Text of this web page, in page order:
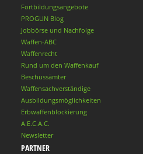
Fortbildungsangebote
PROGUN Blog
Jobbörse und Nachfolge
Waffen-ABC
Waffenrecht
Rund um den Waffenkauf
Beschussämter
Waffensachverständige
Ausbildungsmöglichkeiten
Erbwaffenblockierung
A.E.C.A.C.
Newsletter
PARTNER